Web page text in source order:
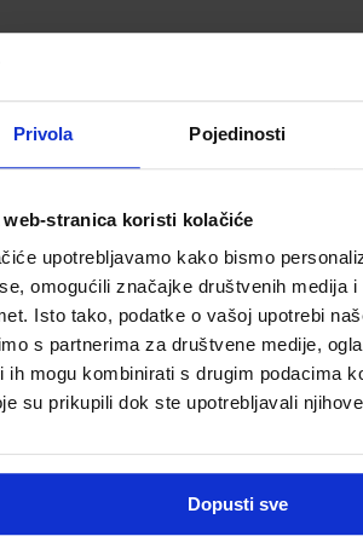
Privola Pojedinosti
web-stranica koristi kolačiće
upotrebljavamo kako bismo
omogućili značajke društvenih medija i
Isto tako, podatke o vašoj upotrebi
s partnerima za društvene medije,
ih mogu kombinirati s drugim podacima
su prikupili dok ste upotrebljavali
Dopusti sve